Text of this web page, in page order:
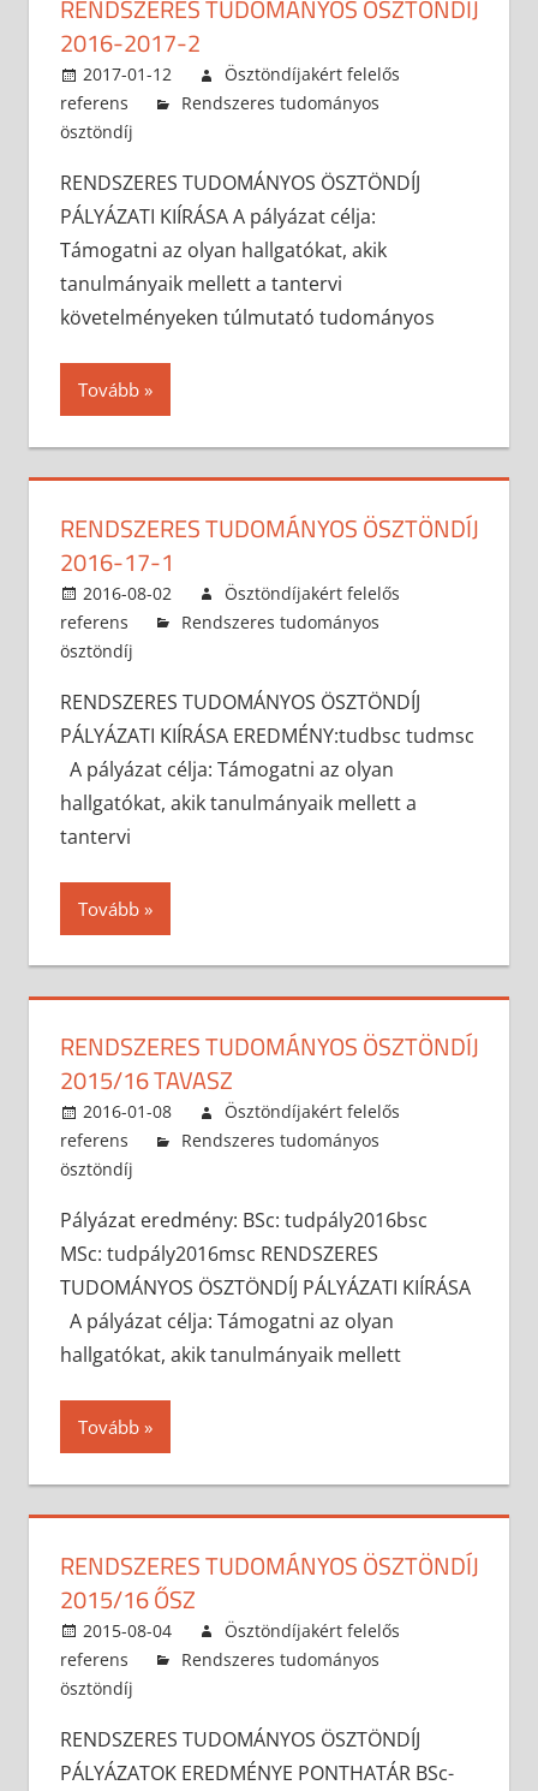
RENDSZERES TUDOMÁNYOS ÖSZTÖNDÍJ
2016-2017-2
2017-01-12
Ösztöndíjakért felelős
referens
Rendszeres tudományos
ösztöndíj
RENDSZERES TUDOMÁNYOS ÖSZTÖNDÍJ
PÁLYÁZATI KIÍRÁSA A pályázat célja:
Támogatni az olyan hallgatókat, akik
tanulmányaik mellett a tantervi
követelményeken túlmutató tudományos
Tovább
RENDSZERES TUDOMÁNYOS ÖSZTÖNDÍJ
2016-17-1
2016-08-02
Ösztöndíjakért felelős
referens
Rendszeres tudományos
ösztöndíj
RENDSZERES TUDOMÁNYOS ÖSZTÖNDÍJ
PÁLYÁZATI KIÍRÁSA EREDMÉNY:tudbsc tudmsc
A pályázat célja: Támogatni az olyan
hallgatókat, akik tanulmányaik mellett a
tantervi
Tovább
RENDSZERES TUDOMÁNYOS ÖSZTÖNDÍJ
2015/16 TAVASZ
2016-01-08
Ösztöndíjakért felelős
referens
Rendszeres tudományos
ösztöndíj
Pályázat eredmény: BSc: tudpály2016bsc
MSc: tudpály2016msc RENDSZERES
TUDOMÁNYOS ÖSZTÖNDÍJ PÁLYÁZATI KIÍRÁSA
A pályázat célja: Támogatni az olyan
hallgatókat, akik tanulmányaik mellett
Tovább
RENDSZERES TUDOMÁNYOS ÖSZTÖNDÍJ
2015/16 ŐSZ
2015-08-04
Ösztöndíjakért felelős
referens
Rendszeres tudományos
ösztöndíj
RENDSZERES TUDOMÁNYOS ÖSZTÖNDÍJ
PÁLYÁZATOK EREDMÉNYE PONTHATÁR BSc-